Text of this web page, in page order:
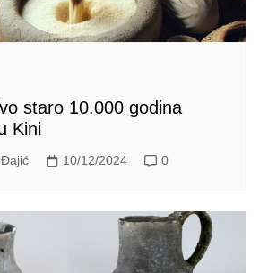
staro 10.000 godina
Kini
10/12/2024 0